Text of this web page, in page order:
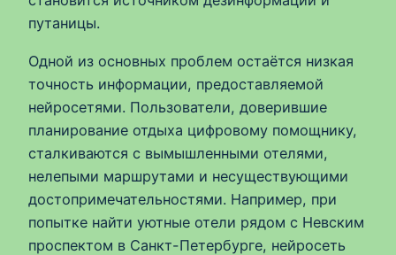
путаницы.
Одной из основных проблем остаётся низкая
точность информации, предоставляемой
нейросетями. Пользователи, доверившие
планирование отдыха цифровому помощнику,
сталкиваются с вымышленными отелями,
нелепыми маршрутами и несуществующими
достопримечательностями. Например, при
попытке найти уютные отели рядом с Невским
проспектом в Санкт-Петербурге, нейросеть